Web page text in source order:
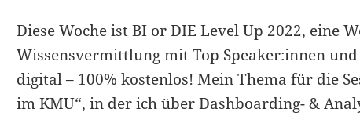
Diese Woche ist BI or DIE Level Up 2022, eine
Wissensvermittlung mit Top Speaker:innen und
digital – 100% kostenlos! Mein Thema für die
im KMU“, in der ich über Dashboarding- &